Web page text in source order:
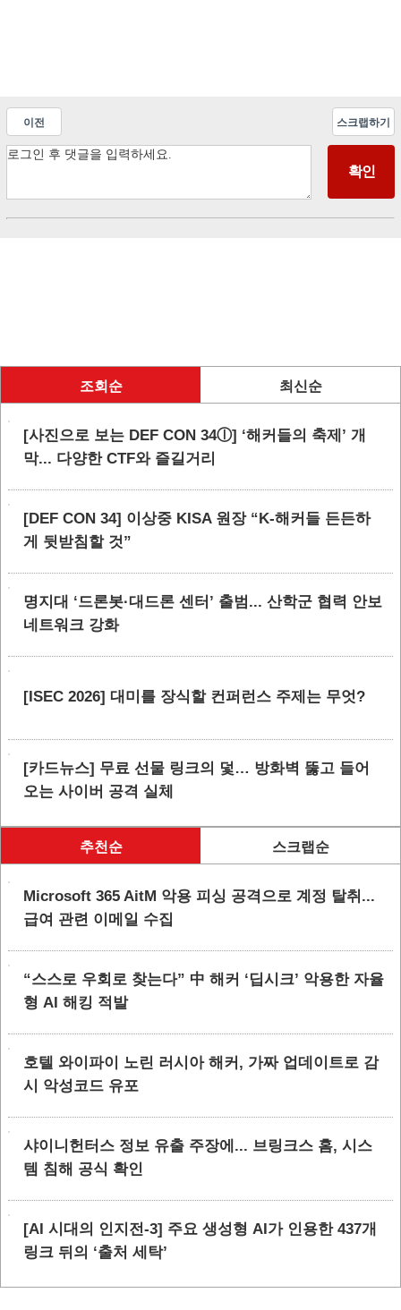
이전 스크랩하기
조회순 최신순
[사진으로 보는 DEF CON 34ⓛ] ‘해커들의 축제’ 개
막... 다양한 CTF와 즐길거리
[DEF CON 34] 이상중 KISA 원장 “K-해커들 든든하
게 뒷받침할 것”
명지대 ‘드론봇·대드론 센터’ 출범... 산학군 협력 안보
네트워크 강화
[ISEC 2026] 대미를 장식할 컨퍼런스 주제는 무엇?
[카드뉴스] 무료 선물 링크의 덫… 방화벽 뚫고 들어
오는 사이버 공격 실체
추천순 스크랩순
Microsoft 365 AitM 악용 피싱 공격으로 계정 탈취...
급여 관련 이메일 수집
“스스로 우회로 찾는다” 中 해커 ‘딥시크’ 악용한 자율
형 AI 해킹 적발
호텔 와이파이 노린 러시아 해커, 가짜 업데이트로 감
시 악성코드 유포
샤이니헌터스 정보 유출 주장에... 브링크스 홈, 시스
템 침해 공식 확인
[AI 시대의 인지전-3] 주요 생성형 AI가 인용한 437개
링크 뒤의 ‘출처 세탁’